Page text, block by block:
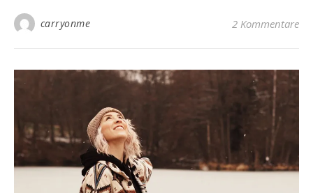
carryonme 2 Kommentare